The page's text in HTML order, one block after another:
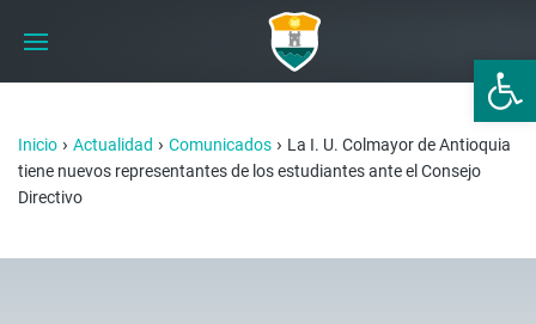
Abrir
Inicio › Actualidad › Comunicados › La I. U. Colmayor de Antioquia
tiene nuevos representantes de los estudiantes ante el Consejo
Directivo